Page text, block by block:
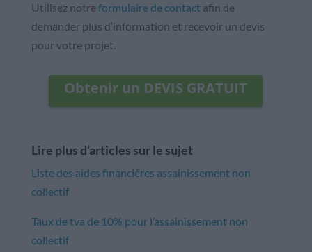
Utilisez notreformulaire de contact afin de
demander plus d’information et recevoir un devis
pour votre projet.
Obtenir un DEVIS GRATUIT
Lire plus d’articles sur le sujet
Liste des aides financières assainissement non
collectif
Taux de tva de 10% pour l’assainissement non
collectif